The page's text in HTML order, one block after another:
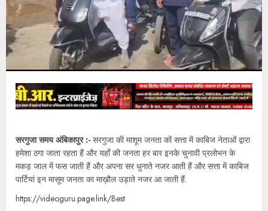
सरगुजा समय अंबिकापुर :- सरगुजा की माशूम जनता कों सत्ता में काबिज नेताओं द्वारा
हमेशा ठगा जाता रहता हैं और यहाँ की जनता हर बार इनके चुनावी प्रलोभन के
मकड़ जाल में फस जाती हैं और अपना सर धुनाते नजर आती हैं और सत्ता में काबिज
पार्टियां इन मासूम जनता का माख़ौल उड़ाते नजर आ जाती हैं.
https://videoguru.page.link/Best